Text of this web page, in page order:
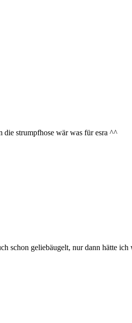
strumpfhose wär was für esra ^^
schon geliebäugelt, nur dann hätte